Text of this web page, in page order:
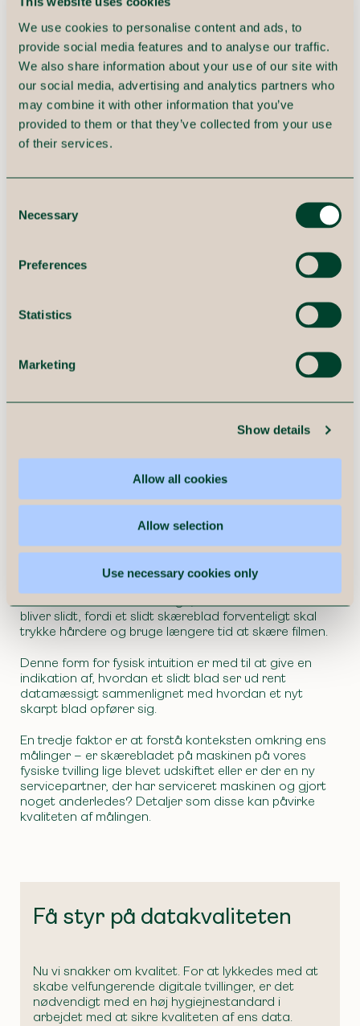
We use cookies to personalise content and ads, to
provide social media features and to analyse our traffic.
We also share information about your use of our site with
our social media, advertising and analytics partners who
may combine it with other information that you’ve
provided to them or that they’ve collected from your use
of their services.
Selection
Necessary
Preferences
Statistics
Marketing
Show details
Allow all cookies
Allow selection
Use necessary cookies only
Digitale tvillinger kræver høj
datakvalitet
at skabe en digital tvilling. Først og fremmest
kræver det, at du sørge for at ens data er så
de indhentes fra flere forskellige kilder og
sensorer.
Det kan enten være rystelser på den maskine du
måler på, støv og luftfugtighed i omgivelserne eller
og målingsudstyr, der kan være kilder til fejl i ens
modeller. Sensorkvaliteten spiller også en rolle
hvad og hvordan den fysiske verden fungerer og
skal modelleres for at lave stabile modeller.
Forestil dig et skæreblad på en ompakningsmaskine,
bliver slidt, fordi et slidt skæreblad forventeligt skal
trykke hårdere og bruge længere tid at skære filmen.
Denne form for fysisk intuition er med til at give en
indikation af, hvordan et slidt blad ser ud rent
datamæssigt sammenlignet med hvordan et nyt
skarpt blad opfører sig.
En tredje faktor er at forstå konteksten omkring ens
målinger – er skærebladet på maskinen på vores
fysiske tvilling lige blevet udskiftet eller er der en ny
servicepartner, der har serviceret maskinen og gjort
noget anderledes? Detaljer som disse kan påvirke
kvaliteten af målingen.
Få styr på datakvaliteten
Nu vi snakker om kvalitet. For at lykkedes med at
skabe velfungerende digitale tvillinger, er det
nødvendigt med en høj hygiejnestandard i
arbejdet med at sikre kvaliteten af ens data.